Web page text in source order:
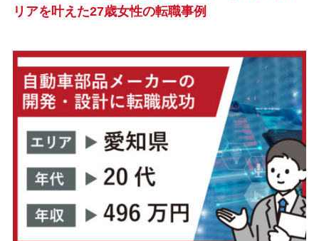
リアを叶えた27歳女性の転職事例